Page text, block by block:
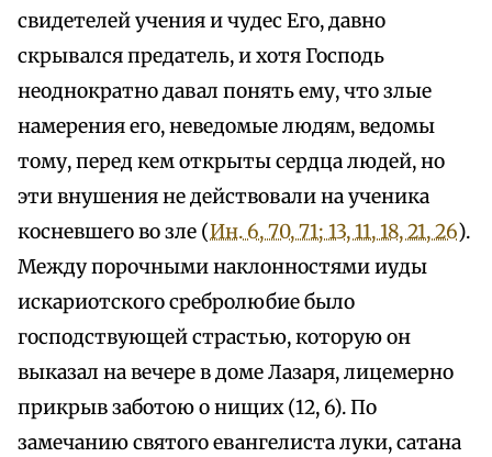
свидетелей учения и чудес Его, давно
скрывался предатель, и хотя Господь
неоднократно давал понять ему, что злые
намерения его, неведомые людям, ведомы
тому, перед кем открыты сердца людей, но
эти внушения не действовали на ученика
косневшего во зле (Ин. 6, 70, 71; 13, 11, 18, 21, 26).
Между порочными наклонностями иуды
искариотского сребролюбие было
господствующей страстью, которую он
выказал на вечере в доме Лазаря, лицемерно
прикрыв заботою о нищих (12, 6). По
замечанию святого евангелиста луки, сатана